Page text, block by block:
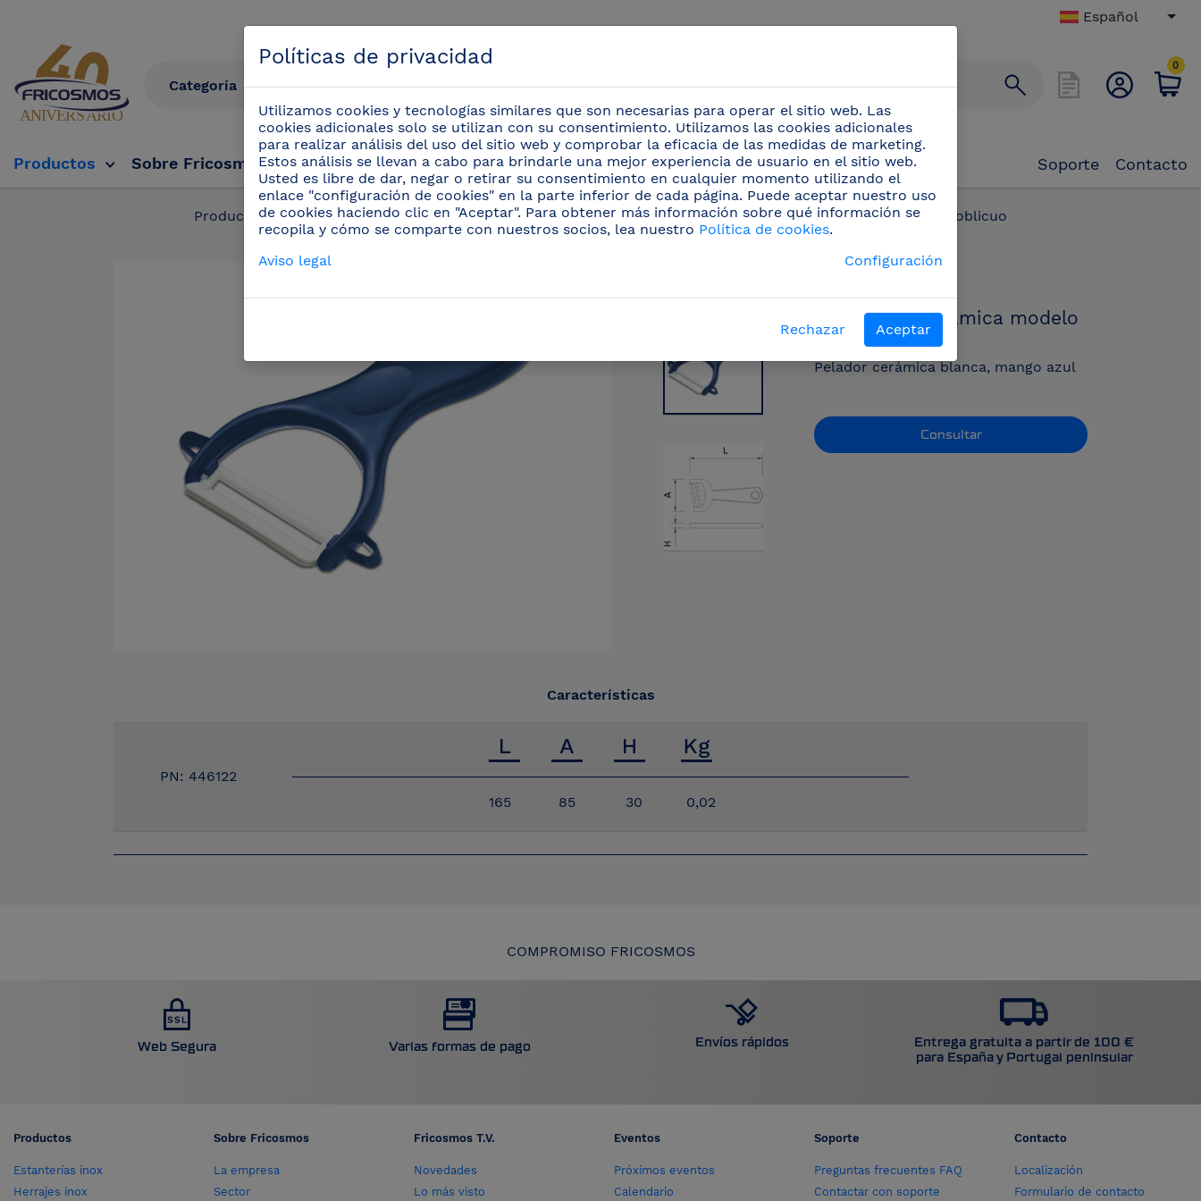
Español
0
Productos Sobre Fricosmos Fricosmos Tv Eventos Soporte Contacto
Productos / Cuchillos profesionales / Cuchillos de cerámica (8) / Pelador de cerámica modelo oblicuo
Pelador de cerámica modelo
oblicuo
Pelador cerámica blanca, mango azul
Consultar
Características
PN: 446122
165
85 30 0,02
COMPROMISO FRICOSMOS
Web Segura Varias formas de pago Envíos rápidos
Entrega gratuita a partir de 100 €
para España y Portugal peninsular
Productos
Estanterías inox
Herrajes inox
Sobre Fricosmos
La empresa
Sector
Fricosmos T.V.
Novedades
Lo más visto
Eventos
Próximos eventos
Calendario
Soporte
Preguntas frecuentes FAQ
Contactar con soporte
Contacto
Localización
Formulario de contacto
Políticas de privacidad
Utilizamos cookies y tecnologías similares que son necesarias para operar el sitio web. Las
cookies adicionales solo se utilizan con su consentimiento. Utilizamos las cookies adicionales
para realizar análisis del uso del sitio web y comprobar la eficacia de las medidas de marketing.
Estos análisis se llevan a cabo para brindarle una mejor experiencia de usuario en el sitio web.
Usted es libre de dar, negar o retirar su consentimiento en cualquier momento utilizando el
enlace "configuración de cookies" en la parte inferior de cada página. Puede aceptar nuestro uso
de cookies haciendo clic en "Aceptar". Para obtener más información sobre qué información se
recopila y cómo se comparte con nuestros socios, lea nuestro Política de cookies.
Aviso legal
Configuración
Rechazar Aceptar